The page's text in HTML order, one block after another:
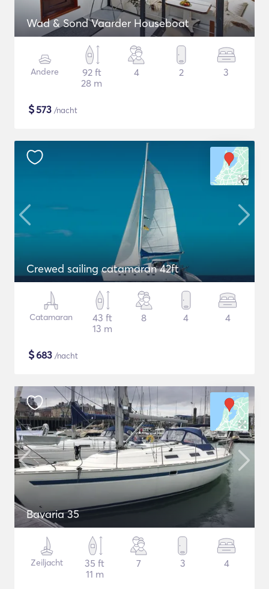
Wad & Sond Vaarder Houseboat
Andere
92 ft
28 m
4 2 3
$573 /nacht
Crewed sailing catamaran 42ft
Catamaran
43 ft
13 m
8 4 4
$683 /nacht
Bavaria 35
Zeiljacht
35 ft
11 m
7 3 4